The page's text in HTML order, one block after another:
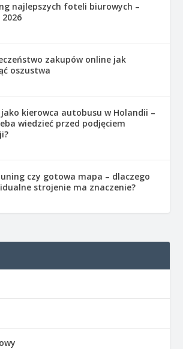
najlepszych foteli biurowych –
2026
zakupów online jak
oszustwa
jako kierowca autobusu w Holandii –
wiedzieć przed podjęciem
czy gotowa mapa – dlaczego
strojenie ma znaczenie?